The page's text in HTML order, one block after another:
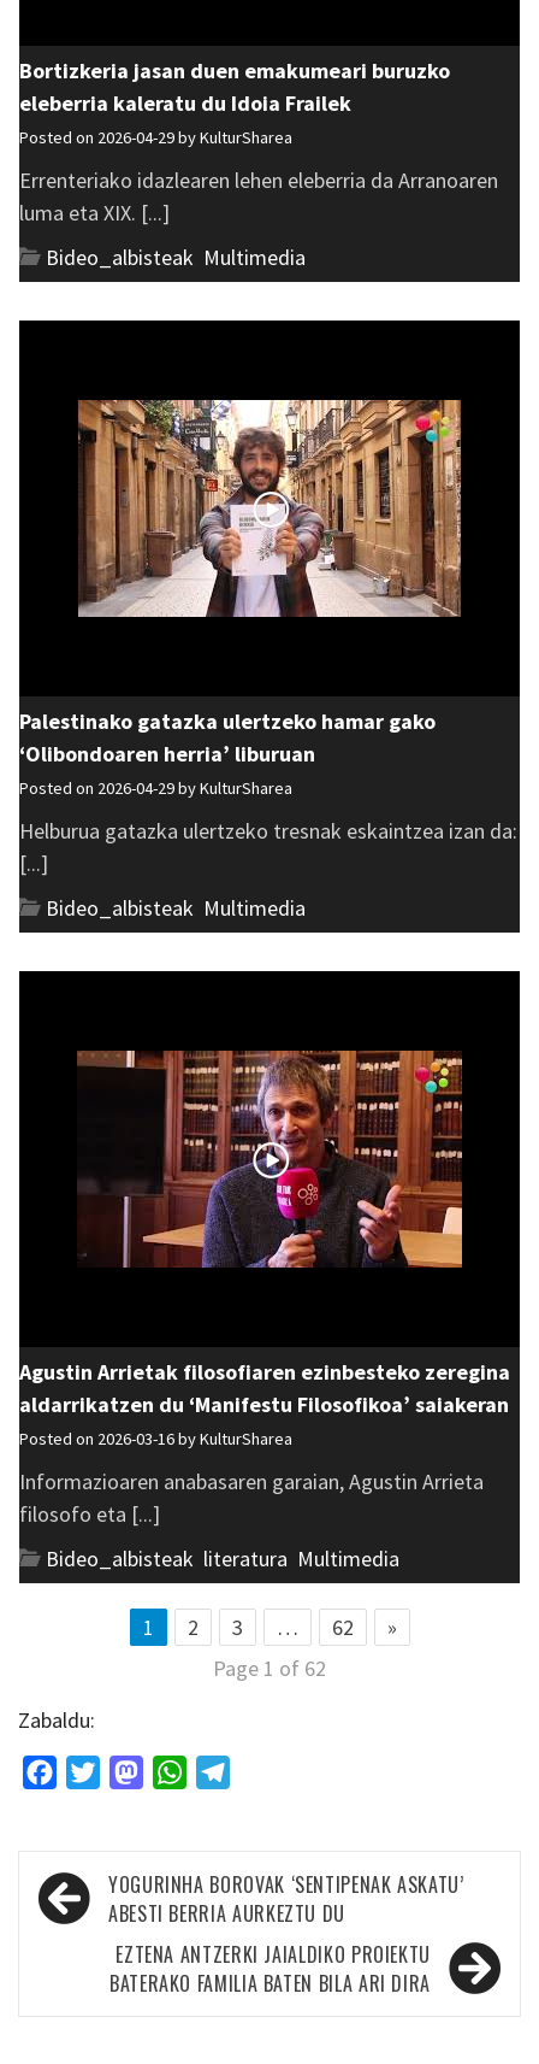
Bortizkeria jasan duen emakumeari buruzko
eleberria kaleratu du Idoia Frailek
Posted on 2026-04-29 byKulturSharea
Errenteriako idazlearen lehen eleberria da Arranoaren
luma eta XIX. [...]
Bideo_albisteak Multimedia
Palestinako gatazka ulertzeko hamar gako
‘Olibondoaren herria’ liburuan
Posted on 2026-04-29 byKulturSharea
Helburua gatazka ulertzeko tresnak eskaintzea izan da:
[...]
Bideo_albisteak Multimedia
Agustin Arrietak filosofiaren ezinbesteko zeregina
aldarrikatzen du ‘Manifestu Filosofikoa’ saiakeran
Posted on 2026-03-16 byKulturSharea
Informazioaren anabasaren garaian, Agustin Arrieta
filosofo eta [...]
Bideo_albisteak literatura Multimedia
1 2 3 … 62
»
Page 1 of 62
Zabaldu:
FacebookTwitterMastodonWhatsApp
Bidalketetan
zehar
nabigatu
YOGURINHA BOROVAK ‘SENTIPENAK ASKATU’
ABESTI BERRIA AURKEZTU DU
EZTENA ANTZERKI JAIALDIKO PROIEKTU
BATERAKO FAMILIA BATEN BILA ARI DIRA